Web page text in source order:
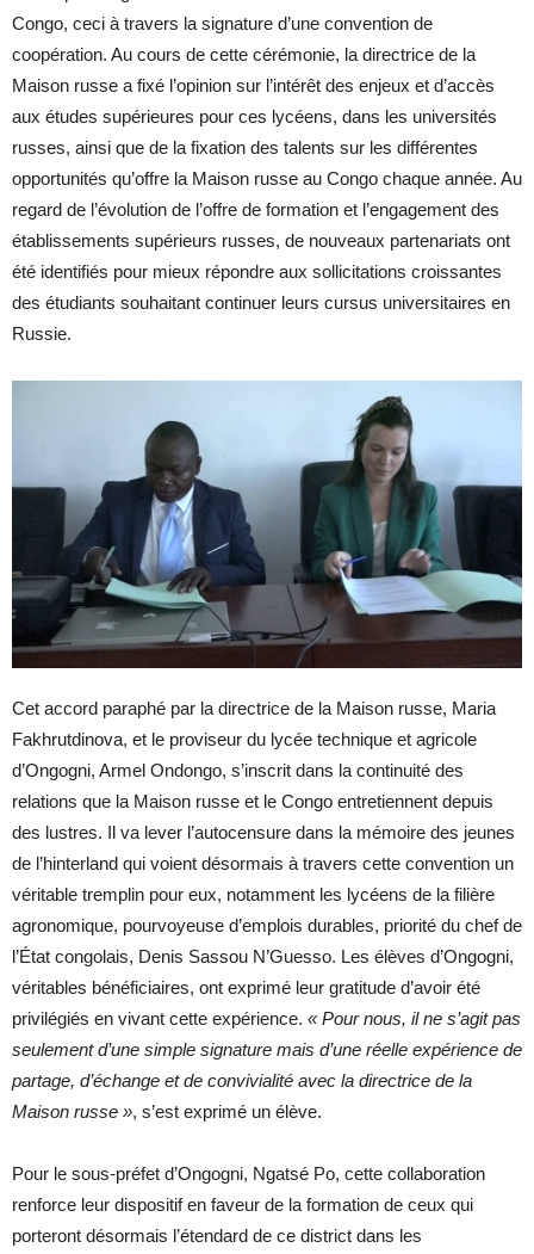
Congo, ceci à travers la signature d’une convention de
coopération. Au cours de cette cérémonie, la directrice de la
Maison russe a fixé l’opinion sur l’intérêt des enjeux et d’accès
aux études supérieures pour ces lycéens, dans les universités
russes, ainsi que de la fixation des talents sur les différentes
opportunités qu’offre la Maison russe au Congo chaque année. Au
regard de l’évolution de l’offre de formation et l’engagement des
établissements supérieurs russes, de nouveaux partenariats ont
été identifiés pour mieux répondre aux sollicitations croissantes
des étudiants souhaitant continuer leurs cursus universitaires en
Russie.
Cet accord paraphé par la directrice de la Maison russe, Maria
Fakhrutdinova, et le proviseur du lycée technique et agricole
d’Ongogni, Armel Ondongo, s’inscrit dans la continuité des
relations que la Maison russe et le Congo entretiennent depuis
des lustres. Il va lever l’autocensure dans la mémoire des jeunes
de l’hinterland qui voient désormais à travers cette convention un
véritable tremplin pour eux, notamment les lycéens de la filière
agronomique, pourvoyeuse d’emplois durables, priorité du chef de
l’État congolais, Denis Sassou N’Guesso. Les élèves d’Ongogni,
véritables bénéficiaires, ont exprimé leur gratitude d’avoir été
privilégiés en vivant cette expérience. « Pour nous, il ne s’agit pas
seulement d’une simple signature mais d’une réelle expérience de
partage, d’échange et de convivialité avec la directrice de la
Maison russe », s’est exprimé un élève.
Pour le sous-préfet d’Ongogni, Ngatsé Po, cette collaboration
renforce leur dispositif en faveur de la formation de ceux qui
porteront désormais l’étendard de ce district dans les